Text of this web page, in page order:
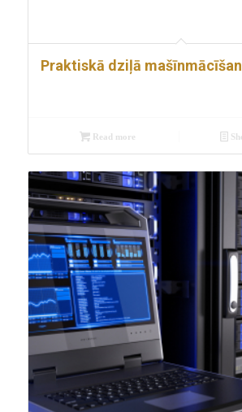
Praktiskā dziļā
Read more